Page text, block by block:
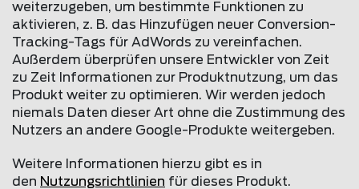
weiterzugeben, um bestimmte Funktionen zu
aktivieren, z. B. das Hinzufügen neuer Conversion-
Tracking-Tags für AdWords zu vereinfachen.
Außerdem überprüfen unsere Entwickler von Zeit
zu Zeit Informationen zur Produktnutzung, um das
Produkt weiter zu optimieren. Wir werden jedoch
niemals Daten dieser Art ohne die Zustimmung des
Nutzers an andere Google-Produkte weitergeben.
Weitere Informationen hierzu gibt es in
den Nutzungsrichtlinien für dieses Produkt.